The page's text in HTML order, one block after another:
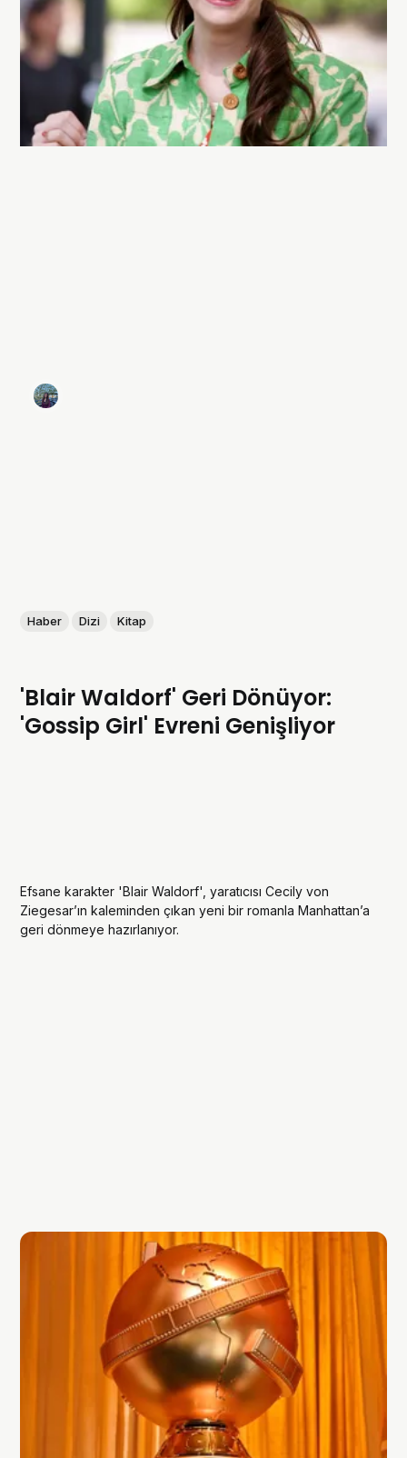
Haber Dizi Kitap
'Blair Waldorf' Geri Dönüyor:
'Gossip Girl' Evreni Genişliyor
Efsane karakter 'Blair Waldorf', yaratıcısı Cecily von
Ziegesar’ın kaleminden çıkan yeni bir romanla Manhattan’a
geri dönmeye hazırlanıyor.